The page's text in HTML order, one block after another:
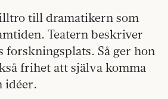
till dramatikern som
Teatern beskriver
forskningsplats. Så ger hon
frihet att själva komma
idéer.